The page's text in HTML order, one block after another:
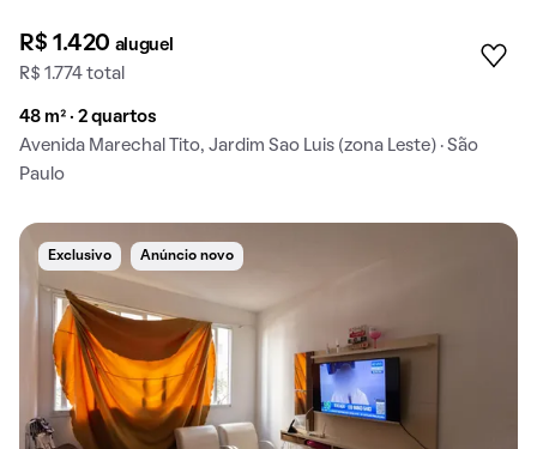
R$ 1.420 aluguel
R$ 1.774 total
48 m² · 2 quartos
Avenida Marechal Tito, Jardim Sao Luis (zona Leste) · São
Paulo
Exclusivo Anúncio novo